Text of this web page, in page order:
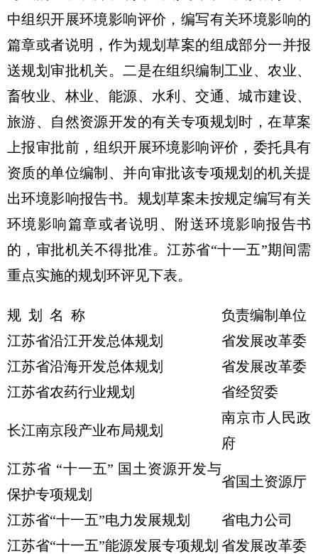
中组织开展环境影响评价，编写有关环境影响的
篇章或者说明，作为规划草案的组成部分一并报
送规划审批机关。二是在组织编制工业、农业、
畜牧业、林业、能源、水利、交通、城市建设、
旅游、自然资源开发的有关专项规划时，在草案
上报审批前，组织开展环境影响评价，委托具有
资质的单位编制、并向审批该专项规划的机关提
出环境影响报告书。规划草案未按规定编写有关
环境影响篇章或者说明、附送环境影响报告书
的，审批机关不得批准。江苏省“十一五”期间需
重点实施的规划环评见下表。
规 划 名 称
负责编制单位
江苏省沿江开发总体规划
省发展改革委
江苏省沿海开发总体规划
省发展改革委
江苏省农药行业规划
省经贸委
长江南京段产业布局规划
南京市人民政
府
江苏省 “十一五” 国土资源开发与
保护专项规划
省国土资源厅
江苏省“十一五”电力发展规划
省电力公司
江苏省“十一五”能源发展专项规划 省发展改革委